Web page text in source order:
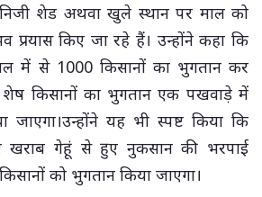
शेड अथवा खुले स्थान पर माल को
किए जा रहे हैं। उन्होंने कहा कि
में से 1000 किसानों का भुगतान कर
शेष किसानों का भुगतान एक पखवाड़े में
जाएगा।उन्होंने यह भी स्पष्ट किया कि
खराब गेहूं से हुए नुकसान की भरपाई
को भुगतान किया जाएगा।